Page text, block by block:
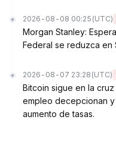
2026-08-08 00:25 (UTC)
Morgan Stanley:
Federal se reduzca en
2026-08-07 23:28 (UTC)
Bitcoin sigue en la
empleo decepcionan
aumento de tasas.